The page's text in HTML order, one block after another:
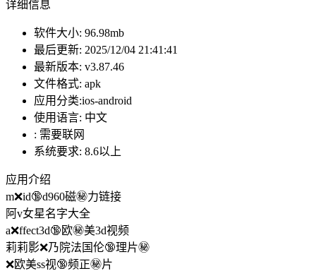
详细信息
软件大小: 96.98mb
最后更新: 2025/12/04 21:41:41
最新版本: v3.87.46
文件格式: apk
应用分类:ios-android
使用语言: 中文
: 需要联网
系统要求: 8.6以上
应用介绍
m❌id🔞d960磁㊙️力链接
阿v女星名字大全
a❌ffect3d🔞欧㊙️美3d视频
莉莉影❌乃院法国伦🔞理片㊙️
❌欧美ss视🔞频正㊙️片